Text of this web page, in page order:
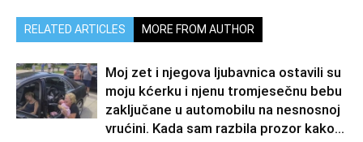
RELATED ARTICLES MORE FROM AUTHOR
Moj zet i njegova ljubavnica ostavili su
moju kćerku i njenu tromjesečnu bebu
zaključane u automobilu na nesnosnoj
vrućini. Kada sam razbila prozor kako...